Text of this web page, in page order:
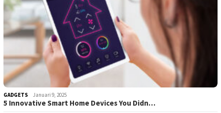
GADGETS Januari 9, 2025
5 Innovative Smart Home Devices You Didn…